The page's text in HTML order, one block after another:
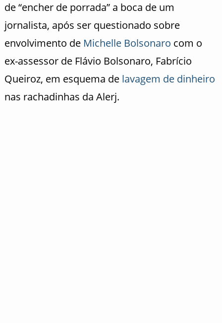
de “encher de porrada” a boca de um
jornalista, após ser questionado sobre
envolvimento de Michelle Bolsonaro com o
ex-assessor de Flávio Bolsonaro, Fabrício
Queiroz, em esquema de lavagem de dinheiro
nas rachadinhas da Alerj.